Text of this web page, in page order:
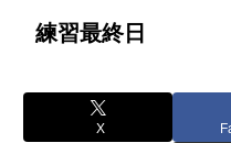
練習最終日
X